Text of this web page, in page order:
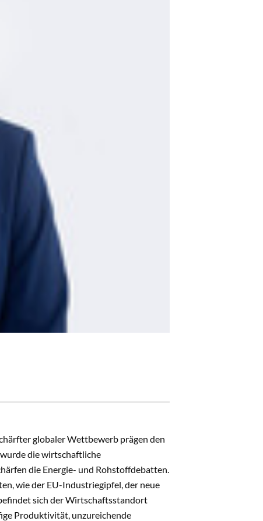
globaler Wettbewerb prägen den
die wirtschaftliche
die Energie- und Rohstoffdebatten.
wie der EU-Industriegipfel, der neue
sich der Wirtschaftsstandort
Produktivität, unzureichende